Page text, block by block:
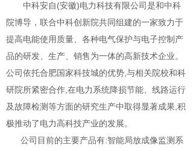
中科安自(安徽)电力科技有限公司是和中科
院博导，联合中科创新院共同组建的一家致力于
提高电能使用质量、各种电气保护与电子控制产
品的研发、生产、销售为一体的高新技术企业。
公司依托合肥国家科技城的优势,与相关院校和科
研院所紧密合作,在电力系统降损节能、线路运行
及故障检测等方面的研究生产中取得显著成果,积
极推动了电力高科技产业的发展。
公司目前的主要产品有:智能局放成像监测系